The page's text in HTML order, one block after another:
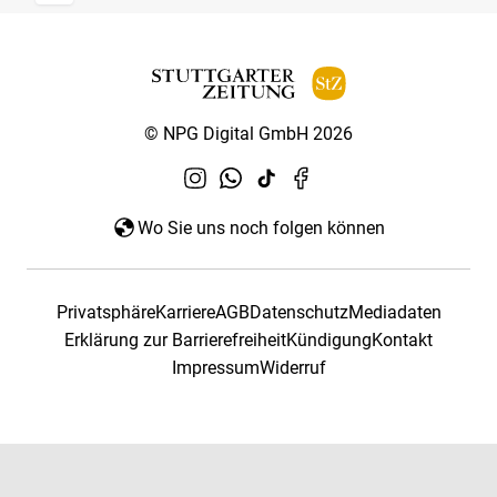
© NPG Digital GmbH 2026
Wo Sie uns noch folgen können
PrivatsphäreKarriereAGBDatenschutzMediadaten
Erklärung zur BarrierefreiheitKündigungKontakt
ImpressumWiderruf